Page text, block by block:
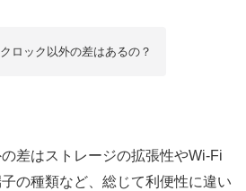
ロック以外の差はあるの？
差はストレージの拡張性やWi-Fi
の種類など、総じて利便性に違い